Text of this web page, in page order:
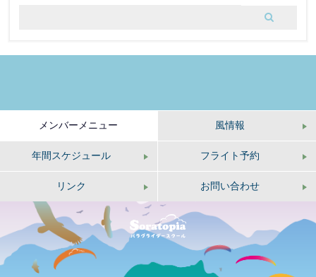
メンバーメニュー 風情報
年間スケジュール フライト予約
リンク お問い合わせ